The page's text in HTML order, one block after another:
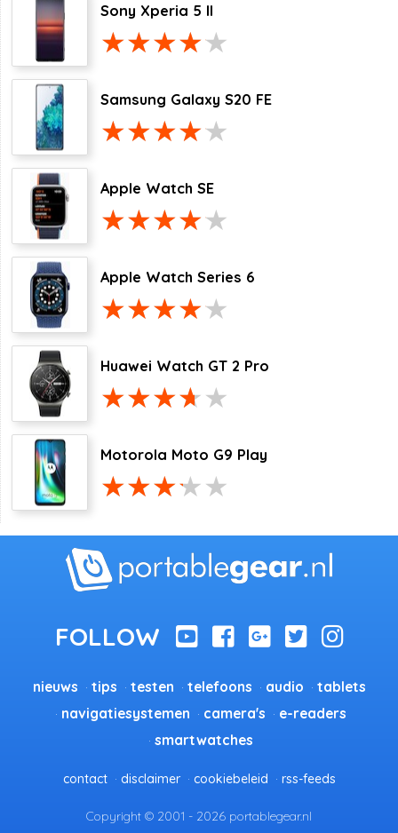
Sony Xperia 5 II
Samsung Galaxy S20 FE
Apple Watch SE
Apple Watch Series 6
Huawei Watch GT 2 Pro
Motorola Moto G9 Play
nieuws tips testen telefoons audio
tablets
navigatiesystemen
camera's
e-readers
smartwatches
contact disclaimer cookiebeleid rss-feeds
Copyright © 2001 - 2026 portablegear.nl